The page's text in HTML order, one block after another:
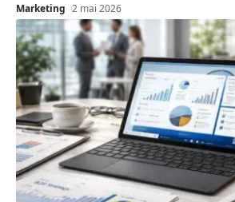
Marketing 2 mai 2026